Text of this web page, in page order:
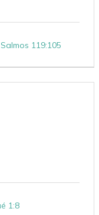
Salmos 119:105
1:8